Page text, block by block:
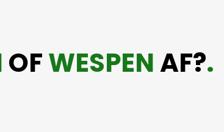
OFWESPENAF?.